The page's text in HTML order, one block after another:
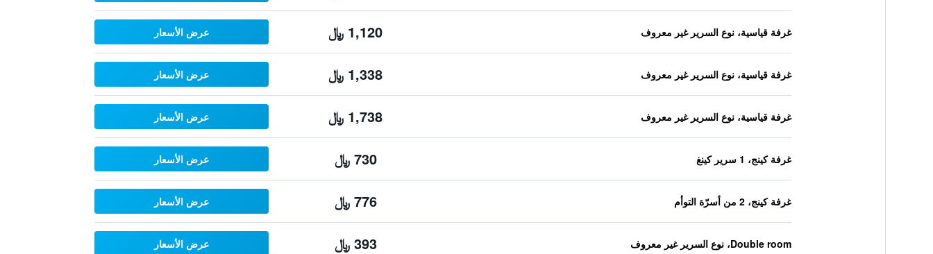
غرفة قياسية، نوع السرير غير معروف 1,120 ﷼ عرض الأسعار
غرفة قياسية، نوع السرير غير معروف 1,338 ﷼ عرض الأسعار
غرفة قياسية، نوع السرير غير معروف 1,738 ﷼ عرض الأسعار
غرفة كينج، 1 سرير كينغ 730 ﷼ عرض الأسعار
غرفة كينج، 2 من أسرّة التوأم 776 ﷼ عرض الأسعار
Double room، نوع السرير غير معروف 393 ﷼ عرض الأسعار